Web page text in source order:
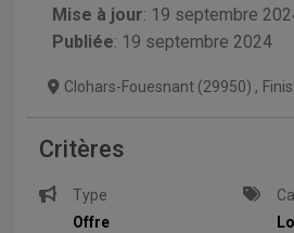
Mise à jour: 19 septembre
Publiée: 19 septembre 2024
Clohars-Fouesnant (29950) ,
Critères
Type
Offre